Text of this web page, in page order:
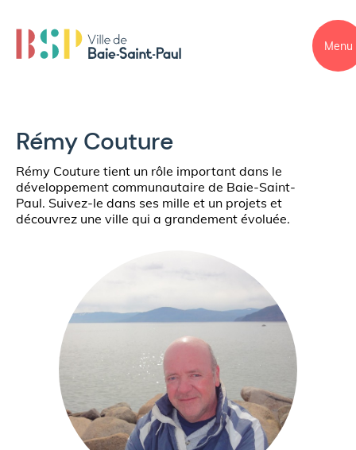
Menu
Rémy Couture
Rémy Couture tient un rôle important dans le
développement communautaire de Baie-Saint-
Paul. Suivez-le dans ses mille et un projets et
découvrez une ville qui a grandement évoluée.